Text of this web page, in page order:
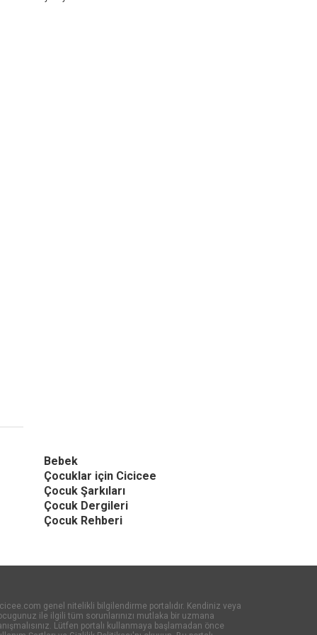
Bebek
Çocuklar için Cicicee
Çocuk Şarkıları
Çocuk Dergileri
Çocuk Rehberi
genel nitelikli bilgilendirme portalıdır. Kendiniz veya
ile ilgili tüm sorunlarınızı mutlaka bir uzmana
Lütfen portalı kullanmaya başlamadan önce